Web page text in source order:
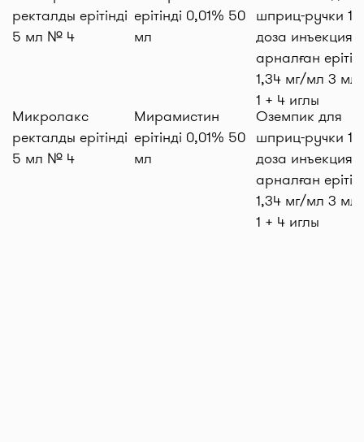
Микролакс
ректалды ерітінді
5 мл № 4
Мирамистин
ерітінді 0,01% 50
мл
Оземпик для
шприц-ручки 1
доза
арналған
1,34 мг/мл 3
1 + 4 иглы